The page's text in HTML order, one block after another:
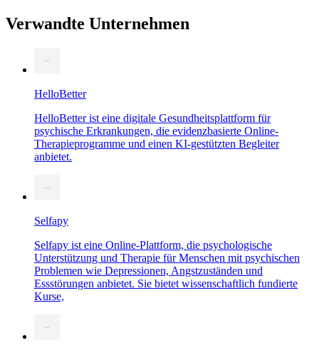
Verwandte Unternehmen
HelloBetter
HelloBetter ist eine digitale Gesundheitsplattform für
psychische Erkrankungen, die evidenzbasierte Online-
Therapieprogramme und einen KI-gestützten Begleiter
anbietet.
Selfapy
Selfapy ist eine Online-Plattform, die psychologische
Unterstützung und Therapie für Menschen mit psychischen
Problemen wie Depressionen, Angstzuständen und
Essstörungen anbietet. Sie bietet wissenschaftlich fundierte
Kurse,